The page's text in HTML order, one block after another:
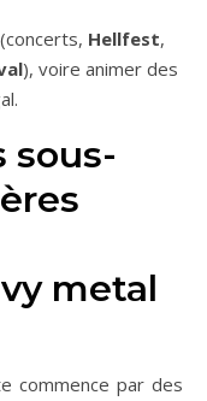
Hellfest,
), voire animer des
sous-
metal
commence par des